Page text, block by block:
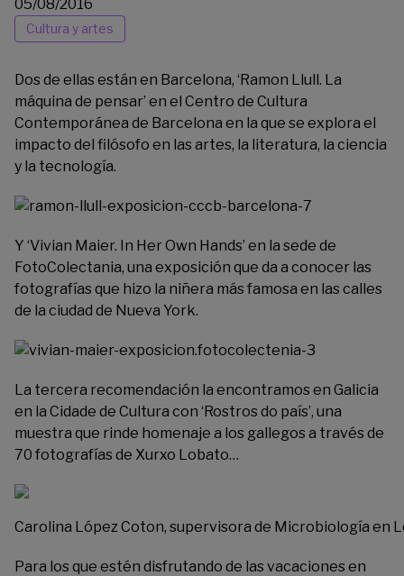
05/08/2016
Cultura y artes
Dos de ellas están en Barcelona, ‘Ramon Llull. La
máquina de pensar’ en el Centro de Cultura
Contemporánea de Barcelona en la que se explora el
impacto del filósofo en las artes, la literatura, la ciencia
y la tecnología.
Y ‘Vivian Maier. In Her Own Hands’ en la sede de
FotoColectania, una exposición que da a conocer las
fotografías que hizo la niñera más famosa en las calles
de la ciudad de Nueva York.
La tercera recomendación la encontramos en Galicia
en la Cidade de Cultura con ‘Rostros do país’, una
muestra que rinde homenaje a los gallegos a través de
70 fotografías de Xurxo Lobato…
Carolina López Coton, supervisora de Microbiología en
Para los que estén disfrutando de las vacaciones en